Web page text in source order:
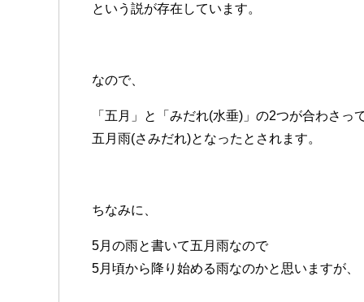
という説が存在しています。
なので、
「五月」と「みだれ(水垂)」の2つが合わさっ
五月雨(さみだれ)となったとされます。
ちなみに、
5月の雨と書いて五月雨なので
5月頃から降り始める雨なのかと思いますが、